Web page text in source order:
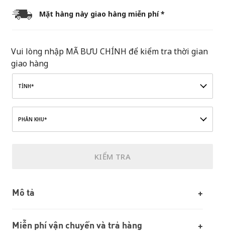
Mặt hàng này giao hàng miễn phí *
Vui lòng nhập MÃ BƯU CHÍNH để kiểm tra thời gian
giao hàng
TỈNH*
PHÂN KHU*
KIỂM TRA
Mô tả
Miễn phí vận chuyển và trả hàng